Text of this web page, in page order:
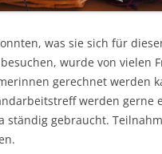
was sie sich für
wurde von vielen
gerechnet werden
werden gerne
ständig gebraucht.